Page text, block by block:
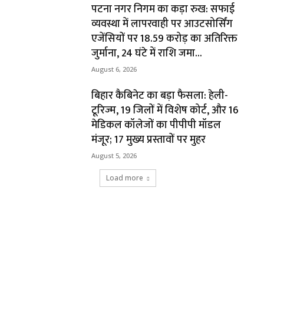
पटना नगर निगम का कड़ा रुख: सफाई
व्यवस्था में लापरवाही पर आउटसोर्सिंग
एजेंसियों पर ₹18.59 करोड़ का अतिरिक्त
जुर्माना, 24 घंटे में राशि जमा...
August 6, 2026
बिहार कैबिनेट का बड़ा फैसला: हेली-
टूरिज्म, 19 जिलों में विशेष कोर्ट, और 16
मेडिकल कॉलेजों का पीपीपी मॉडल
मंजूर; 17 मुख्य प्रस्तावों पर मुहर
August 5, 2026
Load more